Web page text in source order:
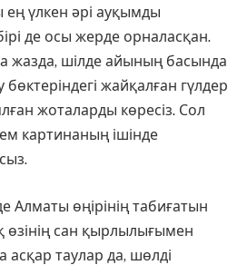
үлкен әрі ауқымды
де осы жерде орналасқан.
жазда, шілде айының басында
жайқалған гүлдер
жоталарды көресіз. Сол
картинаның ішінде
Алматы өңірінің табиғатын
өзінің сан қырлылығымен
асқар таулар да, шөлді